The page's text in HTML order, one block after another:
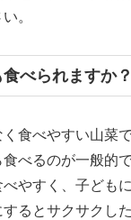
。
べられますか？
食べやすい山菜
べるのが一般的
やすく、子ども
るとサクサクし